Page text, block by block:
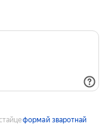
формай зваротнай